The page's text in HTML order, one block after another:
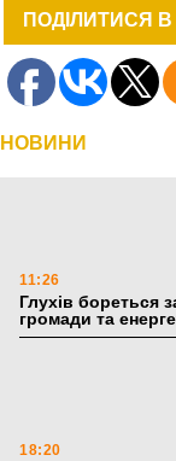
ПОДІЛИТИСЯ
НОВИНИ
11:26
Глухів бореться
громади та
18:20